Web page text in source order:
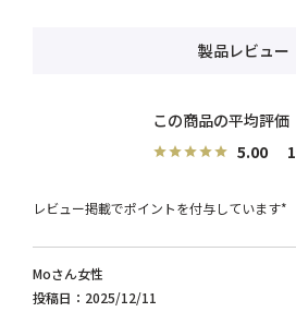
製品レビュー
5.00 1
レビュー掲載でポイントを付与しています*
Mo
女性
投稿日
2025/12/11